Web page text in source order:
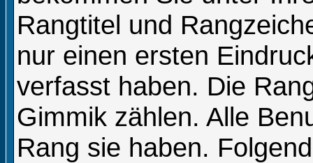
Rangtitel und
nur einen ersten
verfasst haben. Die
Gimmik zählen. Alle
Rang sie haben.